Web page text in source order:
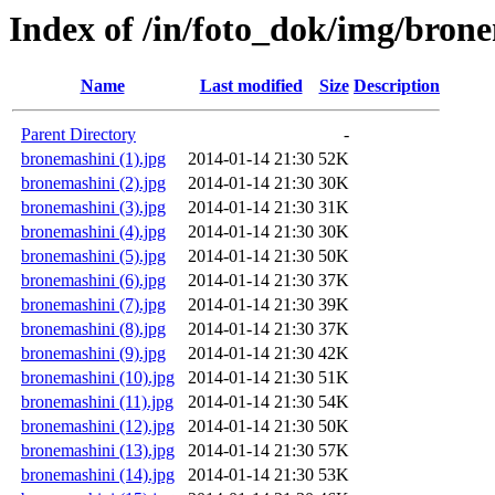
Index of /in/foto_dok/img/
Name Last modified Size Description
Parent Directory
-
bronemashini (1).jpg
2014-01-14 21:30 52K
bronemashini (2).jpg
2014-01-14 21:30 30K
bronemashini (3).jpg
2014-01-14 21:30 31K
bronemashini (4).jpg
2014-01-14 21:30 30K
bronemashini (5).jpg
2014-01-14 21:30 50K
bronemashini (6).jpg
2014-01-14 21:30 37K
bronemashini (7).jpg
2014-01-14 21:30 39K
bronemashini (8).jpg
2014-01-14 21:30 37K
bronemashini (9).jpg
2014-01-14 21:30 42K
bronemashini (10).jpg
2014-01-14 21:30 51K
bronemashini (11).jpg
2014-01-14 21:30 54K
bronemashini (12).jpg
2014-01-14 21:30 50K
bronemashini (13).jpg
2014-01-14 21:30 57K
bronemashini (14).jpg
2014-01-14 21:30 53K